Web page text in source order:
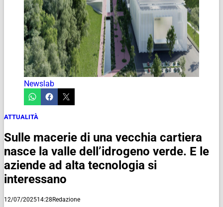
Newslab
ATTUALITÀ
Sulle macerie di una vecchia cartiera
nasce la valle dell’idrogeno verde. E le
aziende ad alta tecnologia si
interessano
12/07/202514:28Redazione